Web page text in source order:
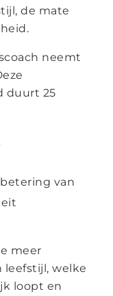
de mate
neemt
duurt 25
van
meer
leefstijl, welke
loopt en